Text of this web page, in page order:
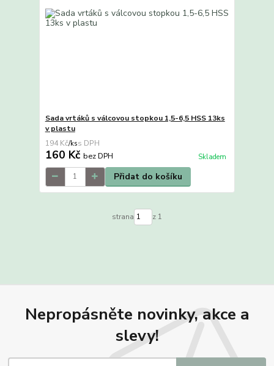
Sada vrtáků s válcovou stopkou 1,5-6,5 HSS 13ks
v plastu
194 Kč/ks
160 Kč bez DPH Skladem
Přidat do košíku
strana z 1
Nepropásněte novinky, akce a
slevy!